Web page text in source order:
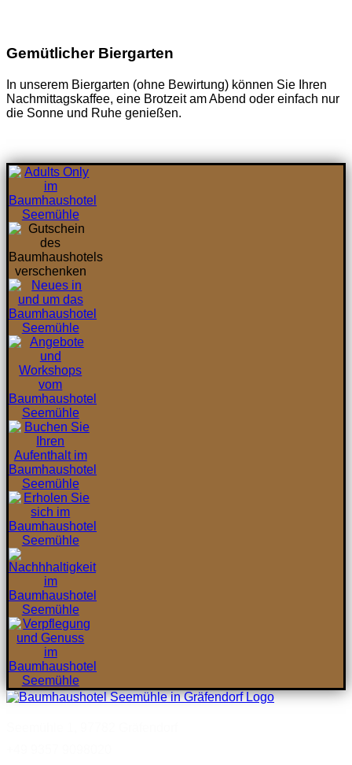
Gemütlicher Biergarten
In unserem Biergarten (ohne Bewirtung) können Sie Ihren
Nachmittagskaffee, eine Brotzeit am Abend oder einfach nur
die Sonne und Ruhe genießen.